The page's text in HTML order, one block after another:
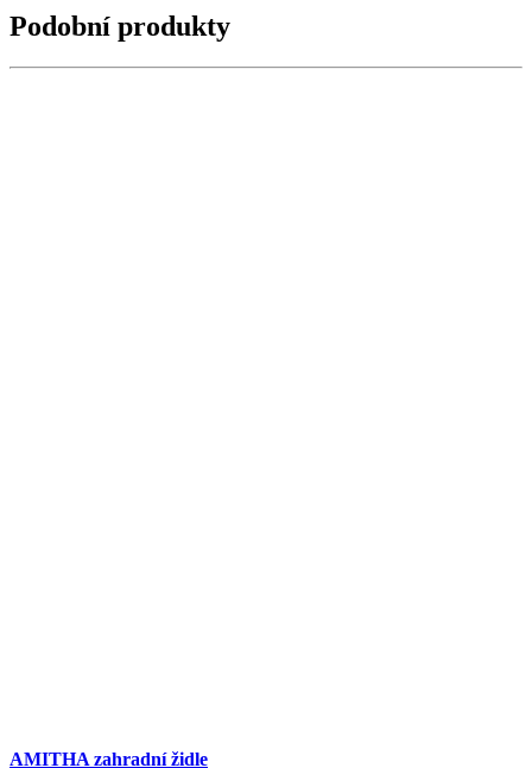
Podobní produkty
AMITHA zahradní židle